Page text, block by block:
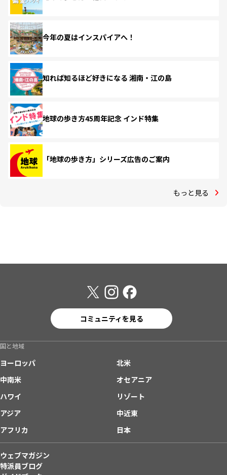
今年の夏はインスパイアへ！
知れば知るほど好きになる 湘南・江の島
地球の歩き方45周年記念 インド特集
「地球の歩き方」シリーズ広告のご案内
もっと見る
コミュニティを見る
国と地域
ヨーロッパ
北米
中南米
オセアニア
ハワイ
リゾート
アジア
中近東
アフリカ
日本
ウェブマガジン
特派員ブログ